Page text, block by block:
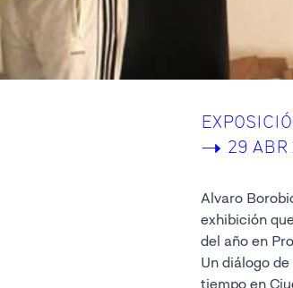
-> 29 ABR
Alvaro
exhibición
del año en
Un diálogo
tiempo en